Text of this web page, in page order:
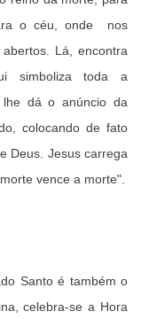
o céu, onde
nos
Lá, encontra
simboliza toda a
dá o anúncio da
colocando de fato
Deus. Jesus carrega
vence a morte".
Santo é também o
celebra-se a Hora